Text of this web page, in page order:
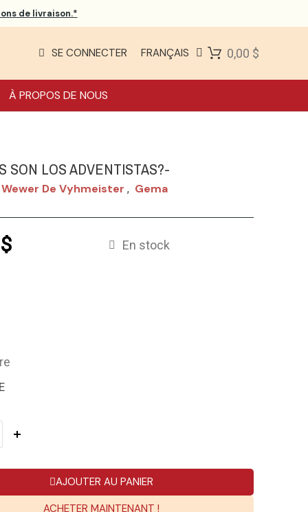
de livraison.*
SE CONNECTER FRANÇAIS 0,00 $
À PROPOS DE NOUS
SON LOS ADVENTISTAS?-
De Vyhmeister , Gema
En stock
AJOUTER AU PANIER
ACHETER MAINTENANT !